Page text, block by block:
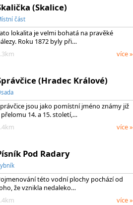
(Skalice)
část
lokalita je velmi bohatá na pravěké
Roku 1872 byly při…
více »
(Hradec Králové)
jsou jako pomístní jméno známy již
přelomu 14. a 15. století,…
více »
Pod Radary
této vodní plochy pochází od
že vznikla nedaleko…
více »